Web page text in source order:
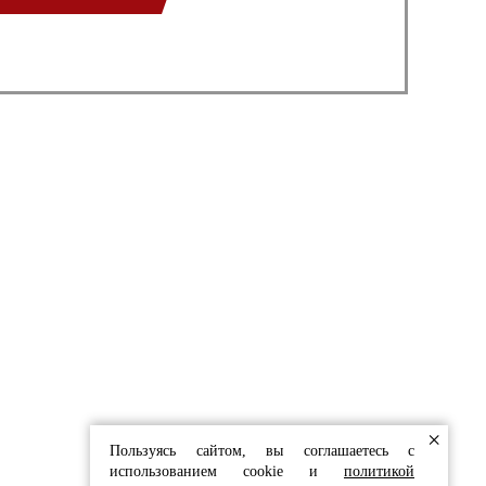
×
Пользуясь сайтом, вы соглашаетесь с
использованием cookie и политикой
И ОБЛИЦОВКИ